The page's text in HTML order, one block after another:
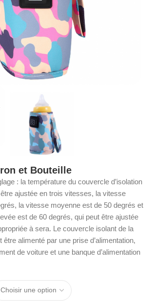
et Bouteille
: la température du couvercle d’isolation
ajustée en trois vitesses, la vitesse
la vitesse moyenne est de 50 degrés et
est de 60 degrés, qui peut être ajustée
à sera. Le couvercle isolant de la
être alimenté par une prise d’alimentation,
de voiture et une banque d’alimentation